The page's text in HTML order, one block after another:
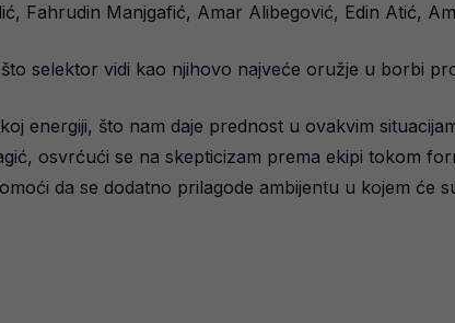
Fahrudin Manjgafić, Amar Alibegović, Edin Atić,
selektor vidi kao njihovo najveće oružje u borbi
energiji, što nam daje prednost u ovakvim
osvrćući se na skepticizam prema ekipi tokom
da se dodatno prilagode ambijentu u kojem će